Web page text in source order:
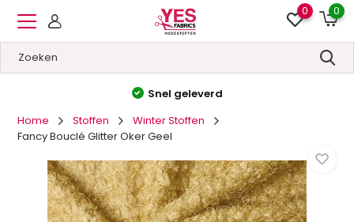
0 0
Snel geleverd
Home
Stoffen
Winter Stoffen
Fancy Bouclé Glitter Oker Geel